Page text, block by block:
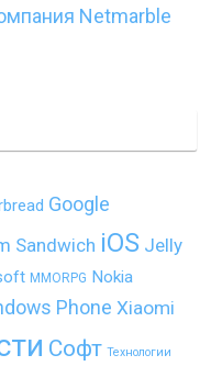
Netmarble
Google
Sandwich iOS Jelly
MMORPG Nokia
Phone Xiaomi
Софт Технологии